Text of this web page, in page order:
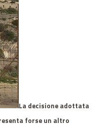
La decisione adottata
forse un altro